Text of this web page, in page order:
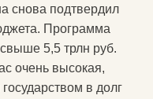
снова подтвердил
Программа
5,5 трлн руб.
очень высокая,
в долг